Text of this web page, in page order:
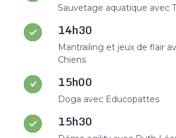
Sauvetage aquatique avec
14h30
Mantrailing et jeux de flair
Chiens
15h00
Doga avec Educopattes
15h30